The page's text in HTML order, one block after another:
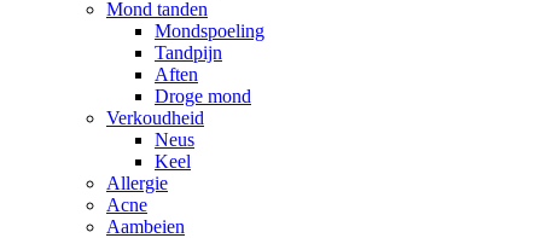
Mond tanden
Mondspoeling
Tandpijn
Aften
Droge mond
Verkoudheid
Neus
Keel
Allergie
Acne
Aambeien